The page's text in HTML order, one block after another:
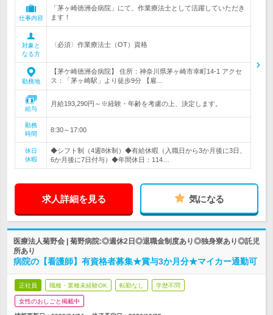
仕事内容
「茅ヶ崎徳洲会病院」にて、作業療法士として活躍していただき
ます！
対象と
なる方
〈必須〉作業療法士（OT）資格
勤務地
【茅ケ崎徳洲会病院】 住所：神奈川県茅ヶ崎市幸町14-1 アクセ
ス：「茅ヶ崎駅」より徒歩9分 【雇…
給与
月給193,290円～※経験・年齢を考慮の上、決定します。
勤務
時間
8:30～17:00
休日
休暇
◆シフト制（4週8休制）◆有給休暇（入職日から3か月後に3日、
6か月後に7日付与）◆年間休日：114…
求人詳細を見る 気になる
医療法人菊野会 | 菊野病院:◎週休2日◎退職金制度あり◎独身寮あり◎託児
所あり
病院の【看護師】有資格者募集★賞与3か月分★マイカー通勤可
正社員 職種・業種未経験OK 転勤なし 学歴不問
女性のおしごと掲載中